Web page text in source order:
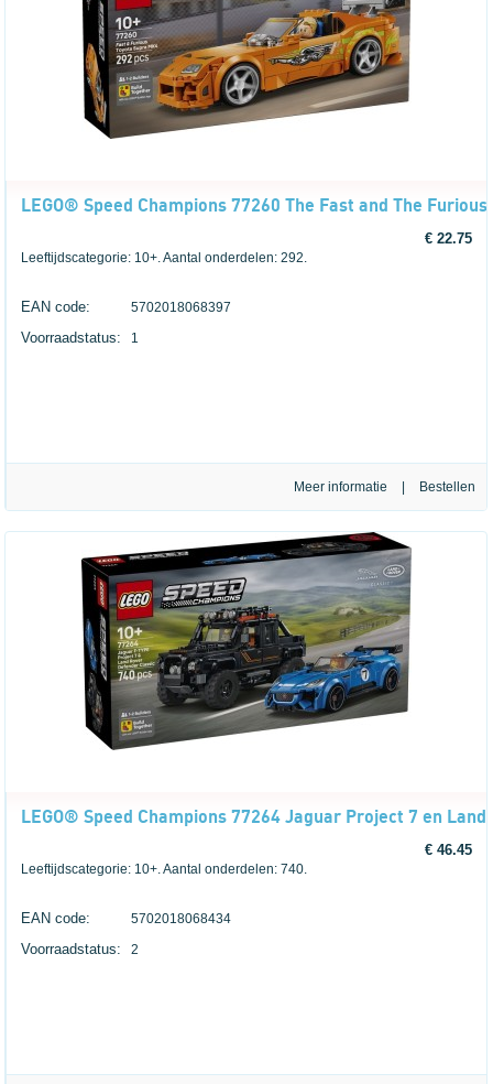
LEGO® Speed Champions 77260 The Fast and The
€ 22.75
Leeftijdscategorie: 10+. Aantal onderdelen: 292.
EAN code: 5702018068397
Voorraadstatus: 1
Meer informatie
LEGO® Speed Champions 77264 Jaguar Project 7 en
€ 46.45
Leeftijdscategorie: 10+. Aantal onderdelen: 740.
EAN code: 5702018068434
Voorraadstatus: 2